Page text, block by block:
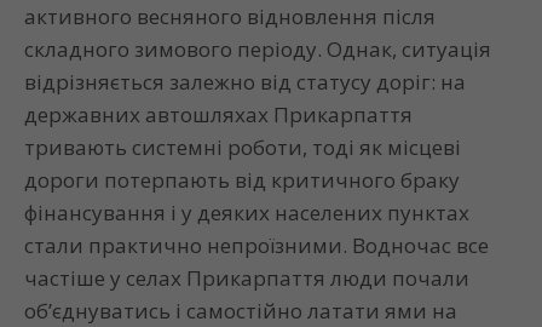
активного весняного відновлення після
складного зимового періоду. Однак, ситуація
відрізняється залежно від статусу доріг: на
державних автошляхах Прикарпаття
тривають системні роботи, тоді як місцеві
дороги потерпають від критичного браку
фінансування і у деяких населених пунктах
стали практично непроїзними. Водночас все
частіше у селах Прикарпаття люди почали
об’єднуватись і самостійно латати ями на